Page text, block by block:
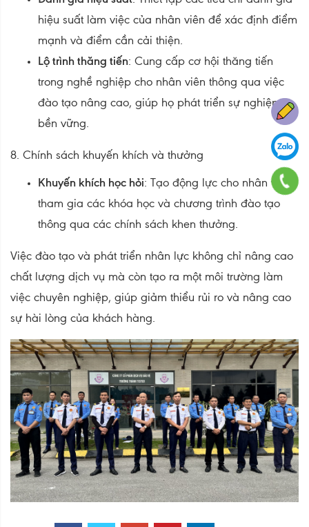
hiệu suất làm việc của nhân viên để xác định điểm
mạnh và điểm cần cải thiện.
Lộ trình thăng tiến: Cung cấp cơ hội thăng tiến
trong nghề nghiệp cho nhân viên thông qua việc
đào tạo nâng cao, giúp họ phát triển sự nghiệp
bền vững.
8. Chính sách khuyến khích và thưởng
Khuyến khích học hỏi: Tạo động lực cho nhân viên
tham gia các khóa học và chương trình đào tạo
thông qua các chính sách khen thưởng.
Việc đào tạo và phát triển nhân lực không chỉ nâng cao
chất lượng dịch vụ mà còn tạo ra một môi trường làm
việc chuyên nghiệp, giúp giảm thiểu rủi ro và nâng cao
sự hài lòng của khách hàng.